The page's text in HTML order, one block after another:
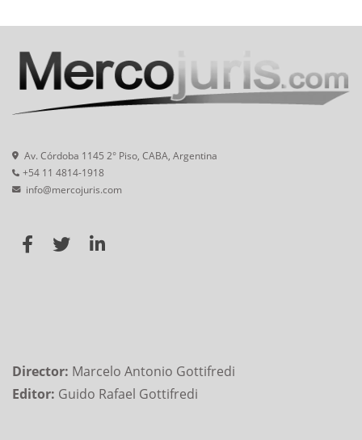
Av. Córdoba 1145 2° Piso, CABA, Argentina
+54 11 4814-1918
info@mercojuris.com
Director: Marcelo Antonio Gottifredi
Editor: Guido Rafael Gottifredi